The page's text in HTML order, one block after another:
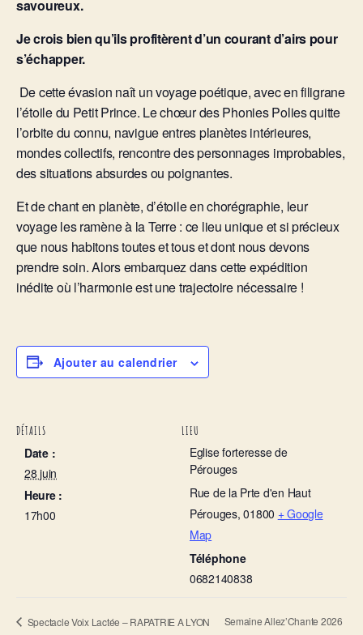
savoureux.
Je crois bien qu’ils profitèrent d’un courant d’airs pour
s’échapper.
De cette évasion naît un voyage poétique, avec en filigrane
l’étoile du Petit Prince. Le chœur des Phonies Polies quitte
l’orbite du connu, navigue entres planètes intérieures,
mondes collectifs, rencontre des personnages improbables,
des situations absurdes ou poignantes.
Et de chant en planète, d’étoile en chorégraphie, leur
voyage les ramène à la Terre : ce lieu unique et si précieux
que nous habitons toutes et tous et dont nous devons
prendre soin. Alors embarquez dans cette expédition
inédite où l’harmonie est une trajectoire nécessaire !
Ajouter au calendrier
DÉTAILS
Date :
28 juin
Heure :
17h00
LIEU
Eglise forteresse de
Pérouges
Rue de la Prte d'en Haut
Pérouges, 01800 + Google
Map
Téléphone
0682140838
Spectacle Voix Lactée – RAPATRIE A LYON
Semaine Allez’Chante 2026